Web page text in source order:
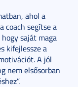
ahol a
coach segítse a
saját maga
kifejlessze a
A jól
nem elsősorban